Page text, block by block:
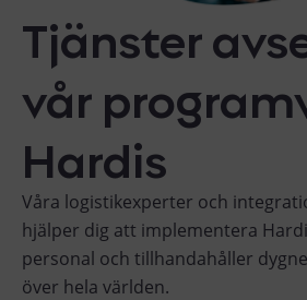
Tjänster
vår
Hardis
Våra logistikexperter och
hjälper dig att implementera
personal och tillhandahåller
över hela världen.